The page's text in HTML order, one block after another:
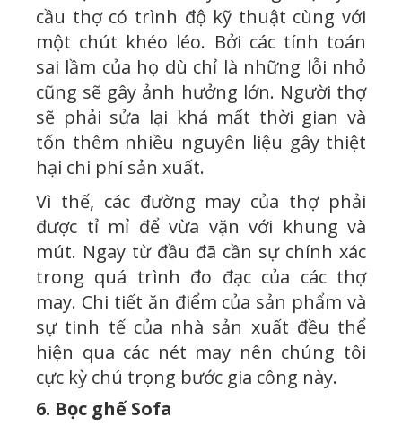
cầu thợ có trình độ kỹ thuật cùng với
một chút khéo léo. Bởi các tính toán
sai lầm của họ dù chỉ là những lỗi nhỏ
cũng sẽ gây ảnh hưởng lớn. Người thợ
sẽ phải sửa lại khá mất thời gian và
tốn thêm nhiều nguyên liệu gây thiệt
hại chi phí sản xuất.
Vì thế, các đường may của thợ phải
được tỉ mỉ để vừa vặn với khung và
mút. Ngay từ đầu đã cần sự chính xác
trong quá trình đo đạc của các thợ
may. Chi tiết ăn điểm của sản phẩm và
sự tinh tế của nhà sản xuất đều thể
hiện qua các nét may nên chúng tôi
cực kỳ chú trọng bước gia công này.
6. Bọc ghế Sofa